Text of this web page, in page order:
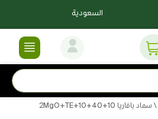
السعودية
\ سماد بافاريا 10+40+10+2MgO+TE